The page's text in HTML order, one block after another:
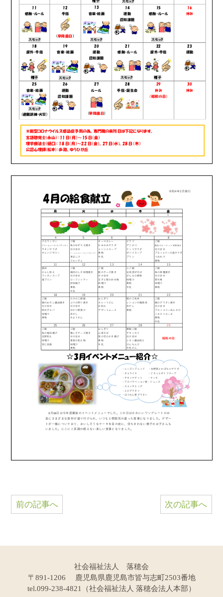
前の記事へ 次の記事へ
社会福祉法人 落穂会
〒891-1206 鹿児島県鹿児島市皆与志町2503番地
tel.099-238-4821（社会福祉法人 落穂会法人本部）